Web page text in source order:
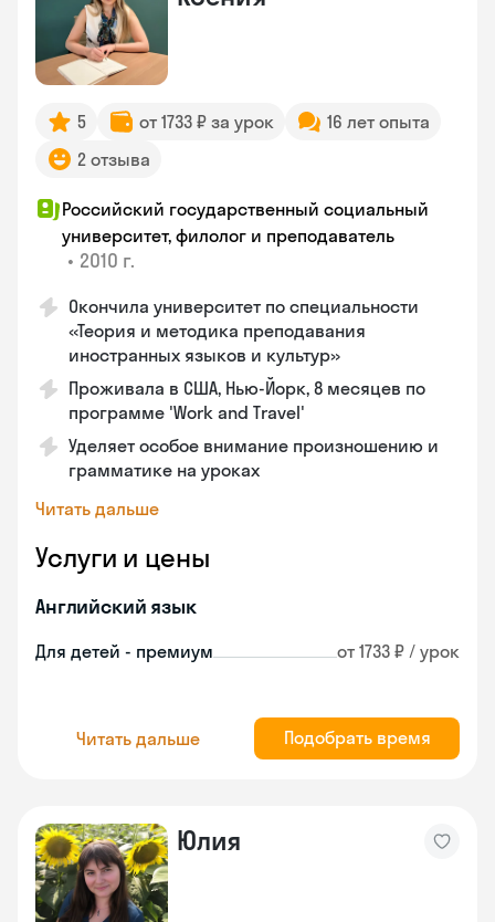
5 от 1733 ₽ за урок
16 лет опыта
2 отзыва
Российский государственный социальный
университет, филолог и преподаватель
• 2010 г.
Окончила университет по специальности
«Теория и методика преподавания
иностранных языков и культур»
Проживала в США, Нью-Йорк, 8 месяцев по
программе 'Work and Travel'
Уделяет особое внимание произношению и
грамматике на уроках
Читать дальше
Услуги и цены
Английский язык
Для детей - премиум от 1733 ₽ / урок
Читать дальше Подобрать время
Юлия